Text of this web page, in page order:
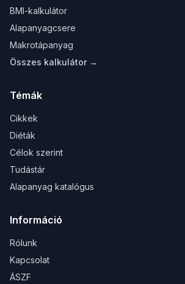
BMI-kalkulátor
Alapanyagcsere
Makrotápanyag
Összes kalkulátor →
Témák
Cikkek
Diéták
Célok szerint
Tudástár
Alapanyag katalógus
Információ
Rólunk
Kapcsolat
ÁSZF